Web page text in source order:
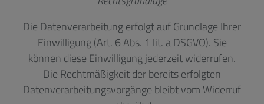
Die Datenverarbeitung erfolgt auf Grundlage Ihrer
Einwilligung (Art. 6 Abs. 1 lit. a DSGVO). Sie
können diese Einwilligung jederzeit widerrufen.
Die Rechtmäßigkeit der bereits erfolgten
Datenverarbeitungsvorgänge bleibt vom Widerruf